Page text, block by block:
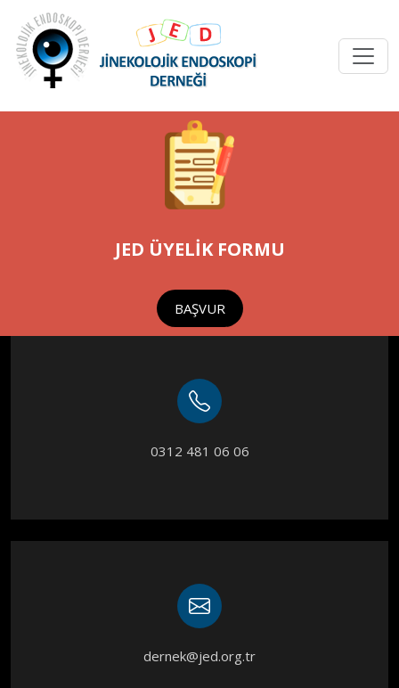
JED ÜYELİK FORMU
BAŞVUR
0312 481 06 06
dernek@jed.org.tr